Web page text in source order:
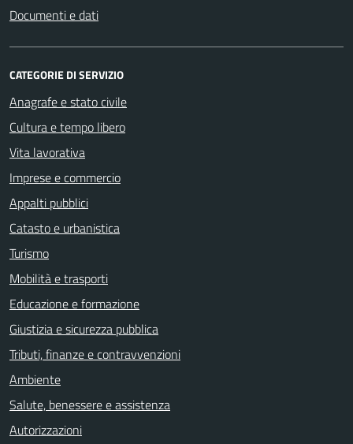
Documenti e dati
CATEGORIE DI SERVIZIO
Anagrafe e stato civile
Cultura e tempo libero
Vita lavorativa
Imprese e commercio
Appalti pubblici
Catasto e urbanistica
Turismo
Mobilità e trasporti
Educazione e formazione
Giustizia e sicurezza pubblica
Tributi, finanze e contravvenzioni
Ambiente
Salute, benessere e assistenza
Autorizzazioni